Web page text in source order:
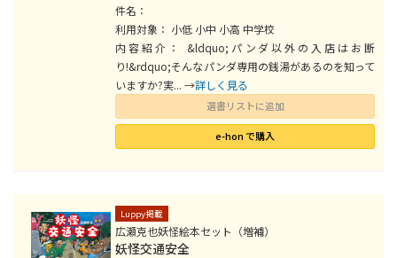
件名：
利用対象： 小低 小中 小高 中学校
内容紹介： &ldquo;パンダ以外の入店はお断
り!&rdquo;そんなパンダ専用の銭湯があるのを知って
いますか?実... →詳しく見る
選書リストに追加
e-hon で購入
Luppy掲載
広瀬克也妖怪絵本セット（増補）
妖怪交通安全